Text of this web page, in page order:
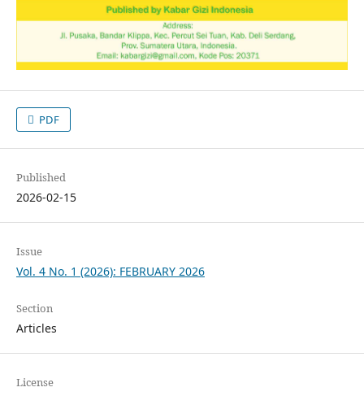
PDF
Published
2026-02-15
Issue
Vol. 4 No. 1 (2026): FEBRUARY 2026
Section
Articles
License